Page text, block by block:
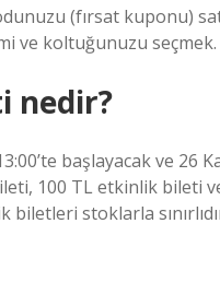
(fırsat kuponu)
ve koltuğunuzu seçmek.
nedir?
başlayacak ve 26
100 TL etkinlik bileti
stoklarla